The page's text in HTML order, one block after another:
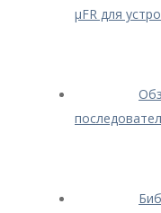
μFR для